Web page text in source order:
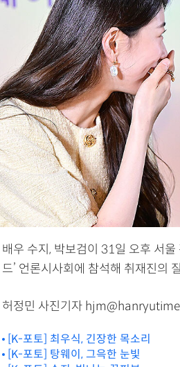
배우 수지, 박보검이 31일 오후 서
드’ 언론시사회에 참석해 취재진의
허정민 사진기자
[K-포토] 최우식, 긴장한 목소리
[K-포토] 탕웨이, 그윽한 눈빛